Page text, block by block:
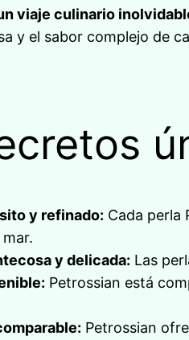
viaje culinario
y el sabor complejo de
y refinado: Cada perla
y delicada: Las
Petrossian está
Petrossian